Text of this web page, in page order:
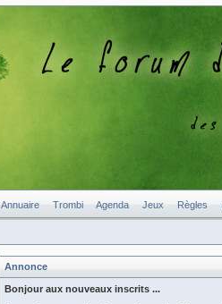
Annuaire Trombi Agenda Jeux Règles
Annonce
Bonjour aux nouveaux inscrits ...